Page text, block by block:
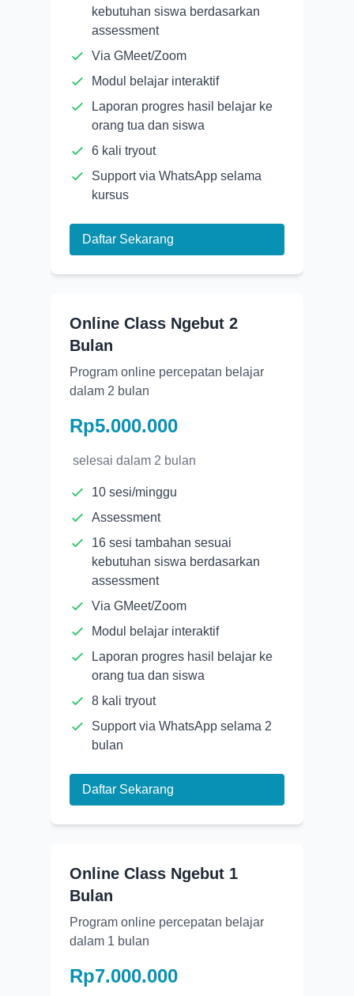
kebutuhan siswa berdasarkan
assessment
Via GMeet/Zoom
Modul belajar interaktif
Laporan progres hasil belajar ke
orang tua dan siswa
6 kali tryout
Support via WhatsApp selama
kursus
Daftar Sekarang
Online Class Ngebut 2
Bulan
Program online percepatan belajar
dalam 2 bulan
Rp5.000.000
selesai dalam 2 bulan
10 sesi/minggu
Assessment
16 sesi tambahan sesuai
kebutuhan siswa berdasarkan
assessment
Via GMeet/Zoom
Modul belajar interaktif
Laporan progres hasil belajar ke
orang tua dan siswa
8 kali tryout
Support via WhatsApp selama 2
bulan
Daftar Sekarang
Online Class Ngebut 1
Bulan
Program online percepatan belajar
dalam 1 bulan
Rp7.000.000